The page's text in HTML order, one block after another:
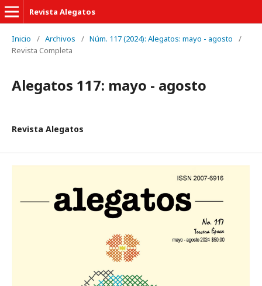
Revista Alegatos
Inicio / Archivos / Núm. 117 (2024): Alegatos: mayo - agosto
/
Revista Completa
Alegatos 117: mayo - agosto
Revista Alegatos